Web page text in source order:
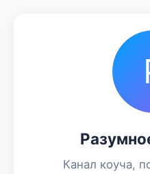
Канал коуча,